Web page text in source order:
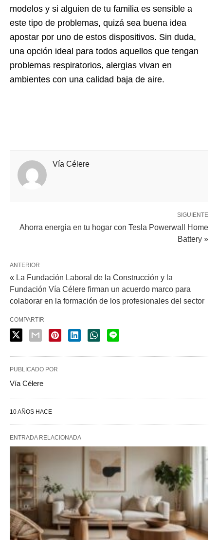
modelos y si alguien de tu familia es sensible a
este tipo de problemas, quizá sea buena idea
apostar por uno de estos dispositivos. Sin duda,
una opción ideal para todos aquellos que tengan
problemas respiratorios, alergias vivan en
ambientes con una calidad baja de aire.
Vía Célere
SIGUIENTE
Ahorra energia en tu hogar con Tesla Powerwall Home
Battery »
ANTERIOR
« La Fundación Laboral de la Construcción y la
Fundación Vía Célere firman un acuerdo marco para
colaborar en la formación de los profesionales del sector
COMPARTIR
PUBLICADO POR
Vía Célere
10 AÑOS HACE
ENTRADA RELACIONADA